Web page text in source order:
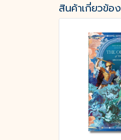
สินค้าเกี่ยวข้อง